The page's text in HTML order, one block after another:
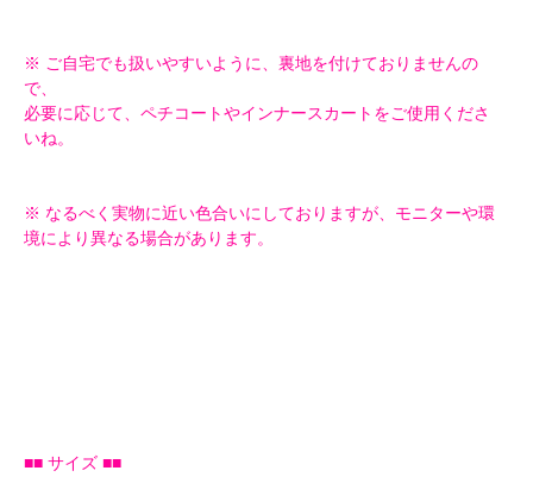
※ ご自宅でも扱いやすいように、裏地を付けておりませんの
で、
必要に応じて、ペチコートやインナースカートをご使用くださ
いね。
※ なるべく実物に近い色合いにしておりますが、モニターや環
境により異なる場合があります。
■■ サイズ ■■